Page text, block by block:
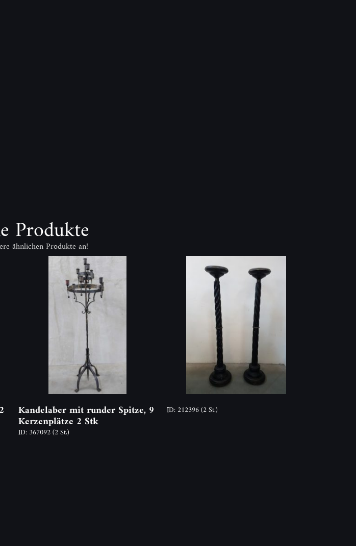
Produkte
ähnlichen Produkte an!
Kandelaber mit runder Spitze, 9
Kerzenplätze 2 Stk
ID: 367092(2 St.)
ID: 212396(2 St.)